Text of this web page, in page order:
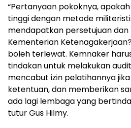
“Pertanyaan pokoknya,
tinggi dengan metode
mendapatkan persetujuan
Kementerian
boleh terlewat. Kemnaker
tindakan untuk melakukan
mencabut izin pelatihannya
ketentuan, dan memberikan
ada lagi lembaga yang
tutur Gus Hilmy.